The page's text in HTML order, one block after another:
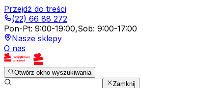
Przejdź do treści
(22) 66 88 272
Pon-Pt: 9:00-19:00,Sob: 9:00-17:00
Nasze sklepy
O nas
Otwórz okno wyszukiwania
Zamknij